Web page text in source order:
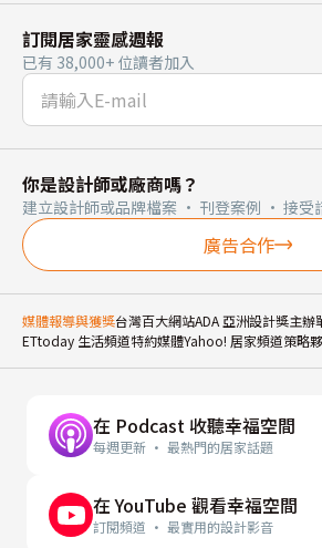
訂閱居家靈感週報
已有 38,000+ 位讀者加入
你是設計師或廠商嗎？
建立設計師或品牌檔案 · 刊登案例 · 接受
廣告合作
媒體報導與獲獎台灣百大網站ADA 亞洲設計獎主辦
ETtoday 生活頻道特約媒體Yahoo! 居家頻道策略
在 Podcast 收聽幸福空間
每週更新 · 最熱門的居家話題
在 YouTube 觀看幸福空間
訂閱頻道 · 最實用的設計影音